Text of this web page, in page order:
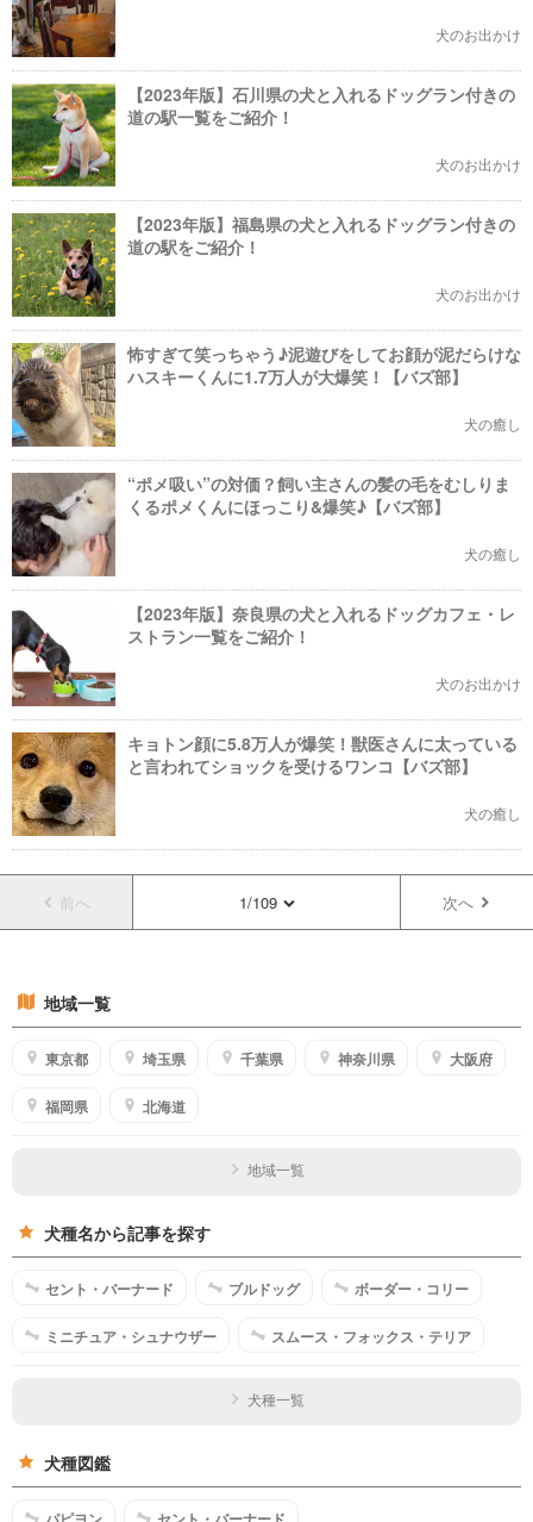
犬のお出かけ
【2023年版】石川県の犬と入れるドッグラン付きの
道の駅一覧をご紹介！
犬のお出かけ
【2023年版】福島県の犬と入れるドッグラン付きの
道の駅をご紹介！
犬のお出かけ
怖すぎて笑っちゃう♪泥遊びをしてお顔が泥だらけな
ハスキーくんに1.7万人が大爆笑！【バズ部】
犬の癒し
“ポメ吸い”の対価？飼い主さんの髪の毛をむしりま
くるポメくんにほっこり&爆笑♪【バズ部】
犬の癒し
【2023年版】奈良県の犬と入れるドッグカフェ・レ
ストラン一覧をご紹介！
犬のお出かけ
キョトン顔に5.8万人が爆笑！獣医さんに太っている
と言われてショックを受けるワンコ【バズ部】
犬の癒し
前へ 1/109 次へ
地域一覧
東京都 埼玉県 千葉県 神奈川県 大阪府
福岡県 北海道
地域一覧
犬種名から記事を探す
セント・バーナード ブルドッグ ボーダー・コリー
ミニチュア・シュナウザー スムース・フォックス・テリア
犬種一覧
犬種図鑑